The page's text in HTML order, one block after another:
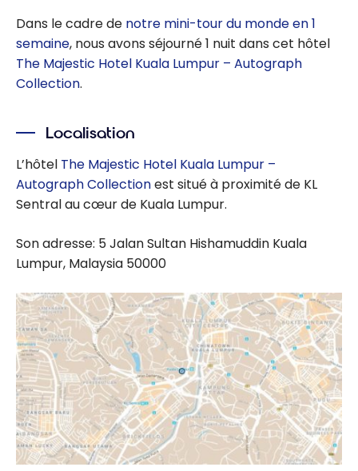
Dans le cadre de notre mini-tour du monde en 1
semaine, nous avons séjourné 1 nuit dans cet hôtel
The Majestic Hotel Kuala Lumpur – Autograph
Collection.
Localisation
L’hôtel The Majestic Hotel Kuala Lumpur –
Autograph Collectionest situé à proximité de KL
Sentral au cœur de Kuala Lumpur.
Son adresse: 5 Jalan Sultan Hishamuddin Kuala
Lumpur, Malaysia 50000